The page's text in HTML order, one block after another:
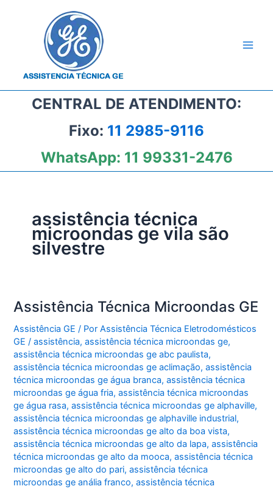
CENTRAL DE ATENDIMENTO:
Fixo: 11 2985-9116
WhatsApp: 11 99331-2476
assistência técnica
microondas ge vila são
silvestre
Assistência Técnica Microondas GE
Assistência GE / PorAssistência Técnica Eletrodomésticos
GE/assistência,assistência técnica microondas ge,
assistência técnica microondas ge abc paulista,
assistência técnica microondas ge aclimação,assistência
técnica microondas ge água branca,assistência técnica
microondas ge água fria,assistência técnica microondas
ge água rasa,assistência técnica microondas ge alphaville,
assistência técnica microondas ge alphaville industrial,
assistência técnica microondas ge alto da boa vista,
assistência técnica microondas ge alto da lapa,assistência
técnica microondas ge alto da mooca,assistência técnica
microondas ge alto do pari,assistência técnica
microondas ge anália franco,assistência técnica